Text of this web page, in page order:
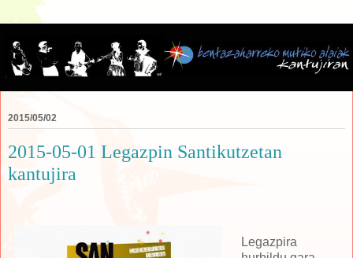
2015/05/02
2015-05-01 Legazpin Santikutzetan
kantujira
Legazpira